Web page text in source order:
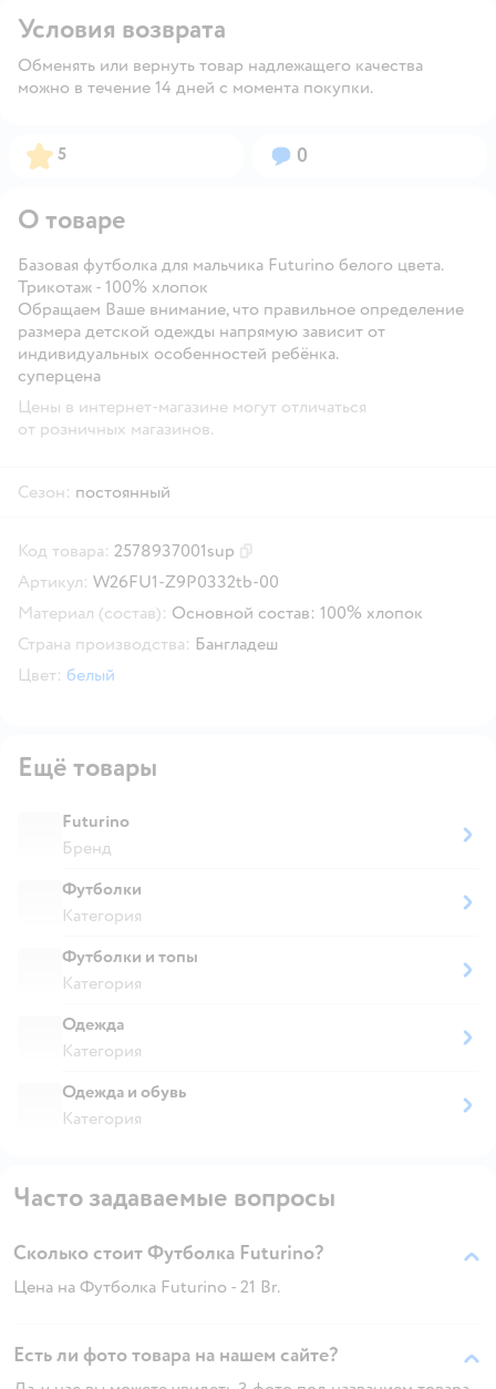
Условия возврата
Обменять или вернуть товар надлежащего качества
можно в течение 14 дней с момента покупки.
Рейтинг:
5 Вопросов:
0
О товаре
Базовая футболка для мальчика Futurino белого цвета.
Трикотаж - 100% хлопок
Обращаем Ваше внимание, что правильное определение
размера детской одежды напрямую зависит от
индивидуальных особенностей ребёнка.
суперцена
Цены в интернет-магазине могут отличаться
от розничных магазинов.
Сезон: постоянный
Код товара: 2578937001sup
Артикул: W26FU1-Z9P0332tb-00
Материал (состав): Основной состав: 100% хлопок
Страна производства: Бангладеш
Цвет: белый
Ещё товары
Futurino
Бренд
Футболки
Категория
Футболки и топы
Категория
Одежда
Категория
Одежда и обувь
Категория
Часто задаваемые вопросы
Сколько стоит Футболка Futurino?
Цена на Футболка Futurino - 21 Br.
Есть ли фото товара на нашем сайте?